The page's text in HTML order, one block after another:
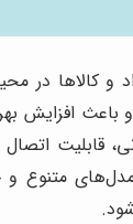
و کالاها
و باعث
مدل‌های